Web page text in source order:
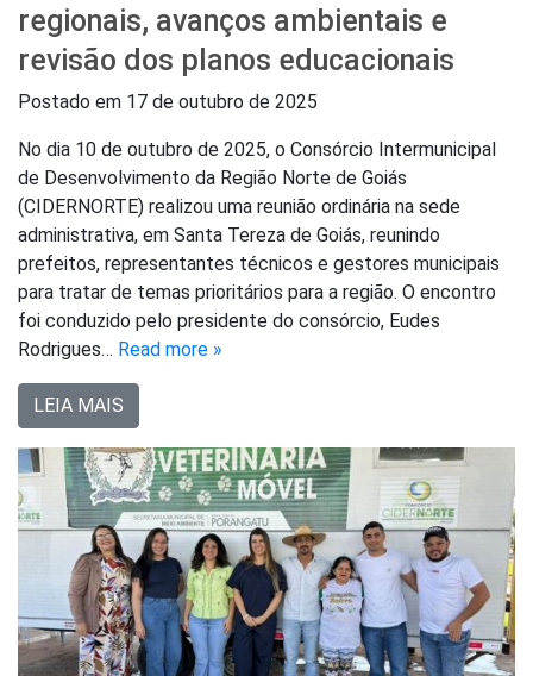
regionais, avanços ambientais e
revisão dos planos educacionais
Postado em 17 de outubro de 2025
No dia 10 de outubro de 2025, o Consórcio Intermunicipal
de Desenvolvimento da Região Norte de Goiás
(CIDERNORTE) realizou uma reunião ordinária na sede
administrativa, em Santa Tereza de Goiás, reunindo
prefeitos, representantes técnicos e gestores municipais
para tratar de temas prioritários para a região. O encontro
foi conduzido pelo presidente do consórcio, Eudes
Rodrigues… Read more »
LEIA MAIS